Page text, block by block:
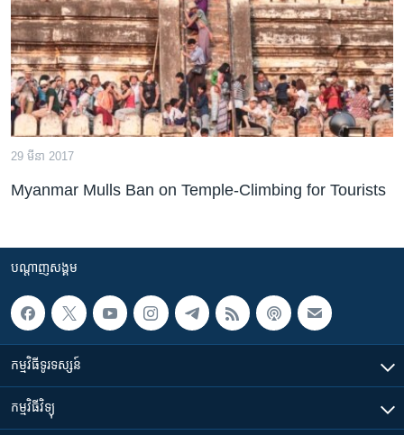
29 មីនា 2017
Myanmar Mulls Ban on Temple-Climbing for Tourists
បណ្តាញ​សង្គម
កម្មវិធី​ទូរទស្សន៍
កម្មវិធី​វិទ្យុ